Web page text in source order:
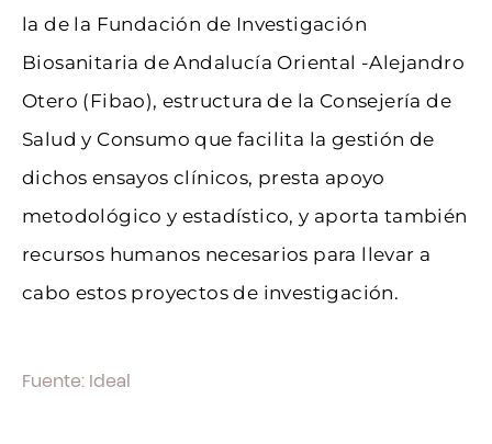
la de la Fundación de Investigación
Biosanitaria de Andalucía Oriental -Alejandro
Otero (Fibao), estructura de la Consejería de
Salud y Consumo que facilita la gestión de
dichos ensayos clínicos, presta apoyo
metodológico y estadístico, y aporta también
recursos humanos necesarios para llevar a
cabo estos proyectos de investigación.
Fuente: Ideal